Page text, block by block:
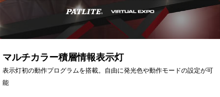
マルチカラー積層情報表示灯
表示灯初の動作プログラムを搭載。自由に発光色や動作モードの設定が可
能